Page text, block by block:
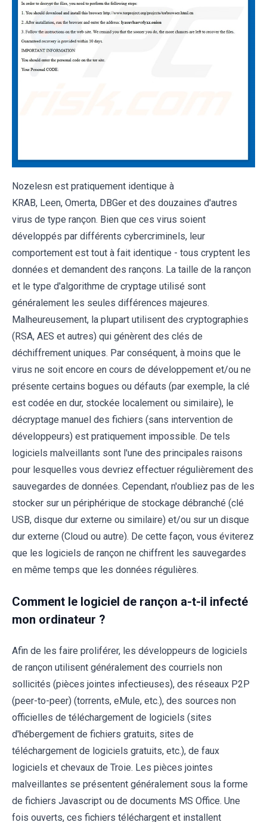
Nozelesn est pratiquement identique à
KRAB, Leen, Omerta, DBGer et des douzaines d'autres
virus de type rançon. Bien que ces virus soient
développés par différents cybercriminels, leur
comportement est tout à fait identique - tous cryptent les
données et demandent des rançons. La taille de la rançon
et le type d'algorithme de cryptage utilisé sont
généralement les seules différences majeures.
Malheureusement, la plupart utilisent des cryptographies
(RSA, AES et autres) qui génèrent des clés de
déchiffrement uniques. Par conséquent, à moins que le
virus ne soit encore en cours de développement et/ou ne
présente certains bogues ou défauts (par exemple, la clé
est codée en dur, stockée localement ou similaire), le
décryptage manuel des fichiers (sans intervention de
développeurs) est pratiquement impossible. De tels
logiciels malveillants sont l'une des principales raisons
pour lesquelles vous devriez effectuer régulièrement des
sauvegardes de données. Cependant, n'oubliez pas de les
stocker sur un périphérique de stockage débranché (clé
USB, disque dur externe ou similaire) et/ou sur un disque
dur externe (Cloud ou autre). De cette façon, vous éviterez
que les logiciels de rançon ne chiffrent les sauvegardes
en même temps que les données régulières.
Comment le logiciel de rançon a-t-il infecté
mon ordinateur ?
Afin de les faire proliférer, les développeurs de logiciels
de rançon utilisent généralement des courriels non
sollicités (pièces jointes infectieuses), des réseaux P2P
(peer-to-peer) (torrents, eMule, etc.), des sources non
officielles de téléchargement de logiciels (sites
d'hébergement de fichiers gratuits, sites de
téléchargement de logiciels gratuits, etc.), de faux
logiciels et chevaux de Troie. Les pièces jointes
malveillantes se présentent généralement sous la forme
de fichiers Javascript ou de documents MS Office. Une
fois ouverts, ces fichiers téléchargent et installent